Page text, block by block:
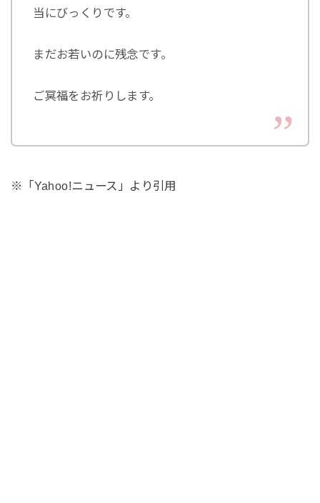
当にびっくりです。
まだお若いのに残念です。
ご冥福をお祈りします。
※「Yahoo!ニュース」より引用